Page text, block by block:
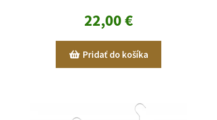
22,00 €
Pridať do košíka